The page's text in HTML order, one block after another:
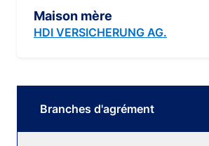
Maison mère
HDI VERSICHERUNG AG.
Branches d'agrément